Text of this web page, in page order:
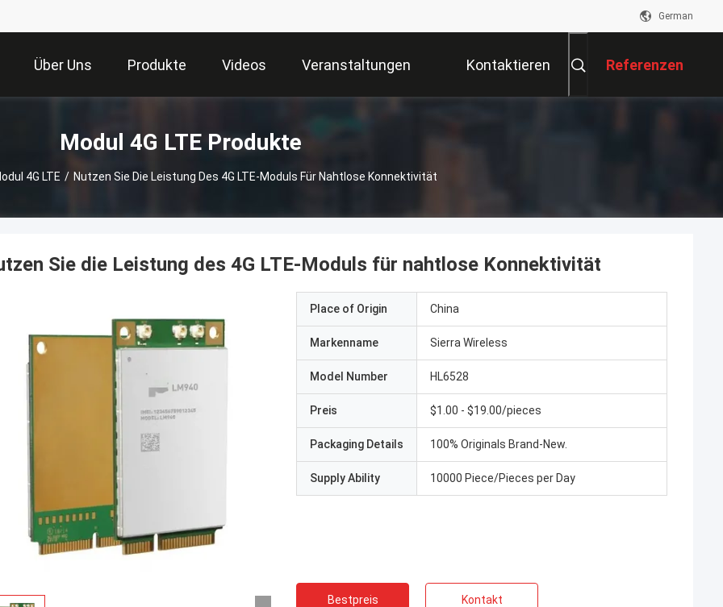
German
Über Uns Produkte Videos Veranstaltungen Kontaktieren Referenzen
Modul 4G LTE Produkte
4G LTE / Nutzen Sie Die Leistung Des 4G LTE-Moduls Für Nahtlose Konnektivität
Sie die Leistung des 4G LTE-Moduls für nahtlose Konnektivität
Place of Origin China
Markenname Sierra Wireless
Model Number HL6528
Preis $1.00 - $19.00/pieces
Packaging Details 100% Originals Brand-New.
Supply Ability 10000 Piece/Pieces per Day
Bestpreis Kontakt